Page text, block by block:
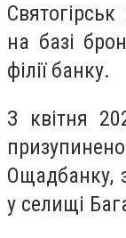
на базі
філії банку.
З квітня
Ощадбанку,
у селищі